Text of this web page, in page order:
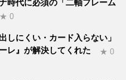
時代に必須の「二軸フレーム
★ 0
しにくい・カード入らない」
レ』が解決してくれた
★ 0